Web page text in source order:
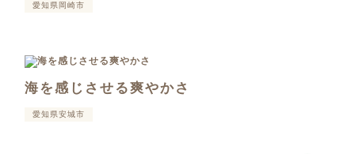
愛知県岡崎市
海を感じさせる爽やかさ
愛知県安城市